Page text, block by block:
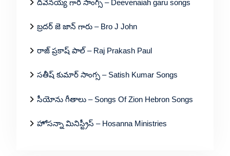
దీవెనయ్య గారి సాంగ్స్ – Deevenaiah garu songs
బ్రదర్ జె జాన్ గారు – Bro J John
రాజ్ ప్రకాష్ పాల్ – Raj Prakash Paul
సతీష్ కుమార్ సాంగ్స – Satish Kumar Songs
సీయోను గీతాలు – Songs Of Zion Hebron Songs
హోసన్నా మినిస్ట్రీస్ – Hosanna Ministries